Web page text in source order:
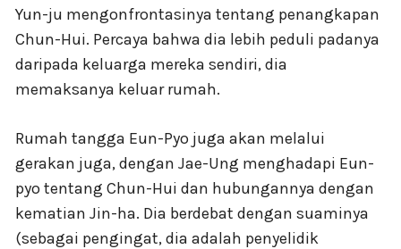
Yun-ju mengonfrontasinya tentang penangkapan
Chun-Hui. Percaya bahwa dia lebih peduli padanya
daripada keluarga mereka sendiri, dia
memaksanya keluar rumah.
Rumah tangga Eun-Pyo juga akan melalui
gerakan juga, dengan Jae-Ung menghadapi Eun-
pyo tentang Chun-Hui dan hubungannya dengan
kematian Jin-ha. Dia berdebat dengan suaminya
(sebagai pengingat, dia adalah penyelidik